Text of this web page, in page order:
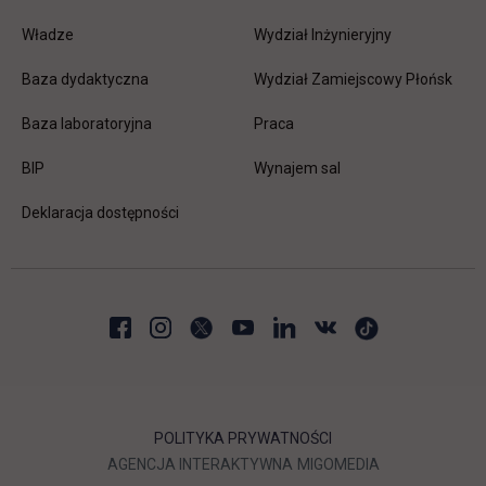
Władze
Baza dydaktyczna
Baza laboratoryjna
BIP
Deklaracja dostępności
Wydział Inżynieryjny
Wydział Zamiejscowy Płońsk
Praca
Wynajem sal
POLITYKA PRYWATNOŚCI
AGENCJA INTERAKTYWNA LINK OTWIERA SIĘ W
MIGOMEDIA